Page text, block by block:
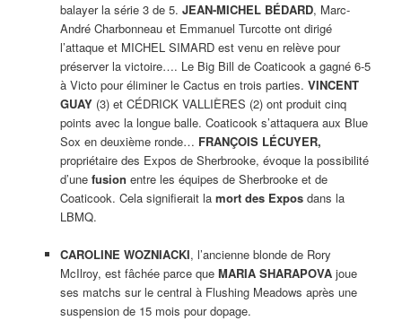
balayer la série 3 de 5. JEAN-MICHEL BÉDARD, Marc-
André Charbonneau et Emmanuel Turcotte ont dirigé
l’attaque et MICHEL SIMARD est venu en relève pour
préserver la victoire…. Le Big Bill de Coaticook a gagné 6-5
à Victo pour éliminer le Cactus en trois parties. VINCENT
GUAY(3) et CÉDRICK VALLIÈRES (2) ont produit cinq
points avec la longue balle. Coaticook s’attaquera aux Blue
Sox en deuxième ronde… FRANÇOIS LÉCUYER,
propriétaire des Expos de Sherbrooke, évoque la possibilité
d’une fusion entre les équipes de Sherbrooke et de
Coaticook. Cela signifierait la mort des Exposdans la
LBMQ.
CAROLINE WOZNIACKI, l’ancienne blonde de Rory
McIlroy, est fâchée parce que MARIA SHARAPOVAjoue
ses matchs sur le central à Flushing Meadows après une
suspension de 15 mois pour dopage.